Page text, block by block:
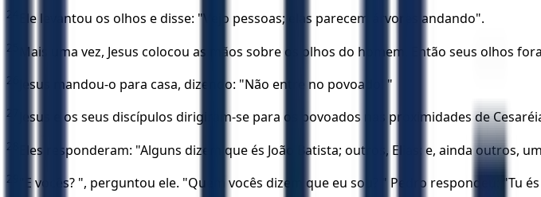
24 Ele levantou os olhos e disse: "Vejo pessoas; elas parecem árvores andando".
25 Mais uma vez, Jesus colocou as mãos sobre os olhos do homem. Então seus olhos
26 Jesus mandou-o para casa, dizendo: "Não entre no povoado! "
27 Jesus e os seus discípulos dirigiram-se para os povoados nas proximidades de
28 Eles responderam: "Alguns dizem que és João Batista; outros, Elias; e, ainda outros,
29 "E vocês? ", perguntou ele. "Quem vocês dizem que eu sou? " Pedro respondeu: "Tu